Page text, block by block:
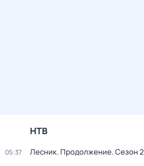
НТВ
05:37 Лесник. Продолжение. Сезон 2